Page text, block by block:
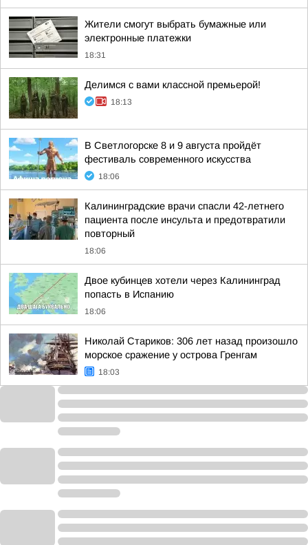
Жители смогут выбрать бумажные или
электронные платежки
18:31
Делимся с вами классной премьерой!
18:13
В Светлогорске 8 и 9 августа пройдёт
фестиваль современного искусства
18:06
Калининградские врачи спасли 42-летнего
пациента после инсульта и предотвратили
повторный
18:06
Двое кубинцев хотели через Калининград
попасть в Испанию
18:06
Николай Стариков: 306 лет назад произошло
морское сражение у острова Гренгам
18:03